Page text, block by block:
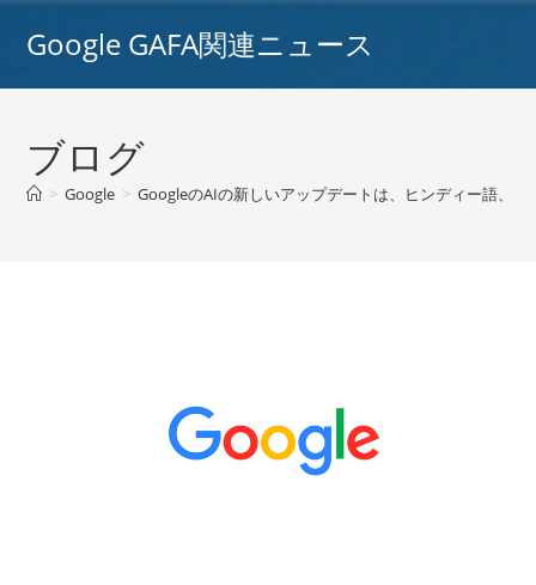
Google GAFA関連ニュース
ブログ
> Google > GoogleのAIの新しいアップデートは、ヒンディー語、